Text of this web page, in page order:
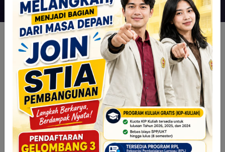
TINGGI
Kategori:
Berita
Akademik
Ujian
Kegiatan Mahasiswa
Agenda
Layanan Mahasiswa
Pengumuman
Kampus